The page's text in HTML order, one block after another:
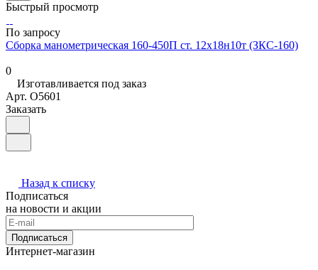
Быстрый просмотр
По запросу
Сборка манометрическая 160-450П ст. 12х18н10т (ЗКС-160)
0
Изготавливается под заказ
Арт. O5601
Заказать
Назад к списку
Подписаться
на новости и акции
Подписаться
Интернет-магазин